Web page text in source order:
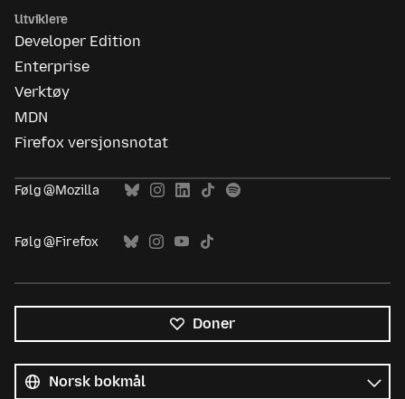
Utviklere
Developer Edition
Enterprise
Verktøy
MDN
Firefox versjonsnotat
Følg @Mozilla
Følg @Firefox
Doner
språk
Språk